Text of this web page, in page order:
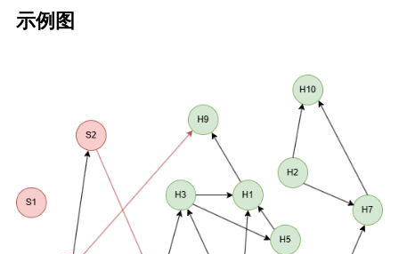
示例图